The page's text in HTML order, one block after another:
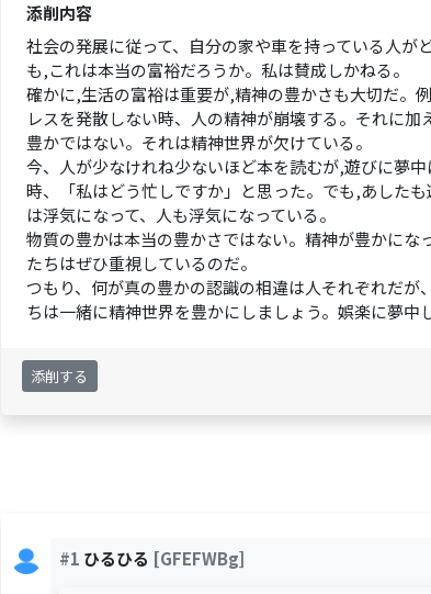
添削内容
社会の発展に従って、自分の家や車を持っている人
も,これは本当の富裕だろうか。私は賛成しかねる。
確かに,生活の富裕は重要が,精神の豊かさも大切だ。
レスを発散しない時、人の精神が崩壊する。それに
豊かではない。それは精神世界が欠けている。
今、人が少なけれね少ないほど本を読むが,遊びに夢
時、「私はどう忙しですか」と思った。でも,あした
は浮気になって、人も浮気になっている。
物質の豊かは本当の豊かさではない。精神が豊かに
たちはぜひ重視しているのだ。
つもり、何が真の豊かの認識の相違は人それぞれだ
ちは一緒に精神世界を豊かにしましょう。娯楽に夢中
添削する
#1 ひるひる [GFEFWBg]